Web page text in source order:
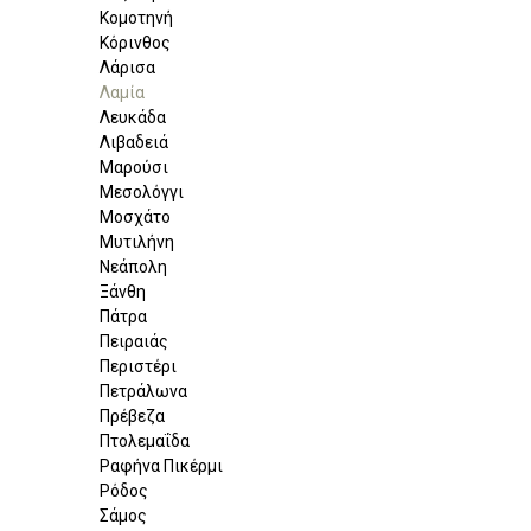
Κομοτηνή
Κόρινθος
Λάρισα
Λαμία
Λευκάδα
Λιβαδειά
Μαρούσι
Μεσολόγγι
Μοσχάτο
Μυτιλήνη
Νεάπολη
Ξάνθη
Πάτρα
Πειραιάς
Περιστέρι
Πετράλωνα
Πρέβεζα
Πτολεμαΐδα
Ραφήνα Πικέρμι
Ρόδος
Σάμος